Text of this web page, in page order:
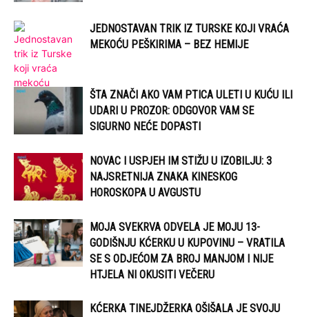
JEDNOSTAVAN TRIK IZ TURSKE KOJI VRAĆA
MEKOĆU PEŠKIRIMA – BEZ HEMIJE
ŠTA ZNAČI AKO VAM PTICA ULETI U KUĆU ILI
UDARI U PROZOR: ODGOVOR VAM SE
SIGURNO NEĆE DOPASTI
NOVAC I USPJEH IM STIŽU U IZOBILJU: 3
NAJSRETNIJA ZNAKA KINESKOG
HOROSKOPA U AVGUSTU
MOJA SVEKRVA ODVELA JE MOJU 13-
GODIŠNJU KĆERKU U KUPOVINU – VRATILA
SE S ODJEĆOM ZA BROJ MANJOM I NIJE
HTJELA NI OKUSITI VEČERU
KĆERKA TINEJDŽERKA OŠIŠALA JE SVOJU